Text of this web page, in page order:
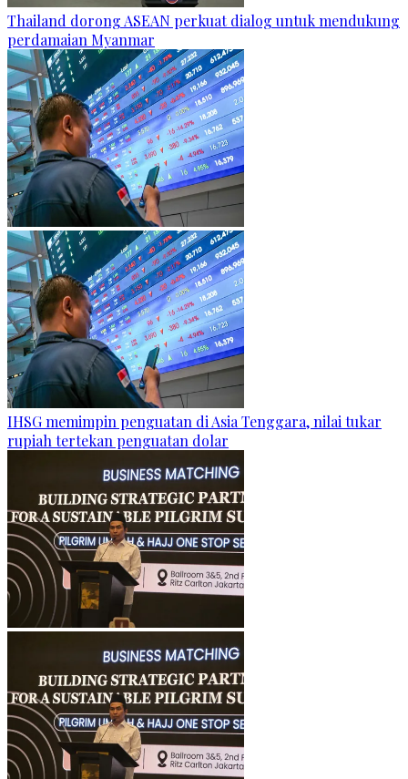
Thailand dorong ASEAN perkuat dialog untuk mendukung
perdamaian Myanmar
IHSG memimpin penguatan di Asia Tenggara, nilai tukar
rupiah tertekan penguatan dolar